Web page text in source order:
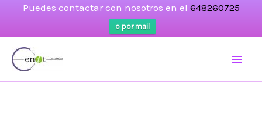
Puedes contactar con nosotros en el 648260725
o por mail